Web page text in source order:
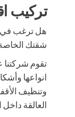
تركيب
هل ترغب في
شقتك
تقوم
انواعها
وتنظيف
العالقة داخل